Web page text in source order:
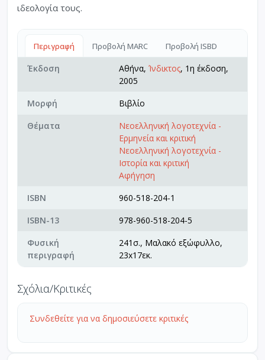
ιδεολογία τους.
Περιγραφή Προβολή MARC Προβολή ISBD
Έκδοση Αθήνα, Ίνδικτος, 1η έκδοση,
2005
Μορφή
Βιβλίο
Θέματα
Νεοελληνική λογοτεχνία -
Ερμηνεία και κριτική
Νεοελληνική λογοτεχνία -
Ιστορία και κριτική
Αφήγηση
ISBN
960-518-204-1
ISBN-13
978-960-518-204-5
Φυσική
περιγραφή
241σ., Μαλακό εξώφυλλο,
23x17εκ.
Σχόλια/Κριτικές
Συνδεθείτε για να δημοσιεύσετε κριτικές